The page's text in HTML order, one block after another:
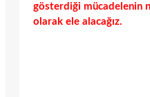
gösterdiği mücadelenin
olarak ele alacağız.